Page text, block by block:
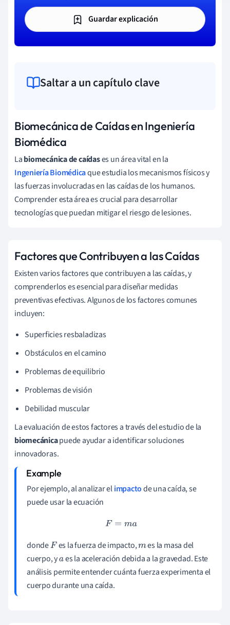
Guardar explicación
Saltar a un capítulo clave
Biomecánica de Caídas en Ingeniería
Biomédica
Labiomecánica de caídases un área vital en la
Ingeniería Biomédicaque estudia los mecanismos físicos y
las fuerzas involucradas en las caídas de los humanos.
Comprender esta área es crucial para desarrollar
tecnologías que puedan mitigar el riesgo de lesiones.
Factores que Contribuyen a las Caídas
Existen varios factores que contribuyen a las caídas, y
comprenderlos es esencial para diseñar medidas
preventivas efectivas. Algunos de los factores comunes
incluyen:
Superficies resbaladizas
Obstáculos en el camino
Problemas de equilibrio
Problemas de visión
Debilidad muscular
La evaluación de estos factores a través del estudio de la
biomecánicapuede ayudar a identificar soluciones
innovadoras.
Por ejemplo, al analizar elimpactode una caída, se
puede usar la ecuación
F=ma
dondeF es la fuerza de impacto,mes la masa del
cuerpo, ya es la aceleración debida a la gravedad. Este
análisis permite entender cuánta fuerza experimenta el
cuerpo durante una caída.